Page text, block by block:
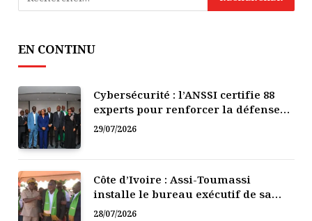
EN CONTINU
Cybersécurité : l’ANSSI certifie 88
experts pour renforcer la défense
numérique de la Côte d’Ivoire
29/07/2026
Côte d’Ivoire : Assi-Toumassi
installe le bureau exécutif de sa
mutuelle de développement
28/07/2026